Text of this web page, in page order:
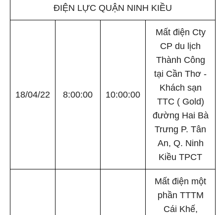
ĐIỆN LỰC QUẬN NINH KIỀU
18/04/22 8:00:00 10:00:00
Mất điện Cty
CP du lịch
Thành Công
tại Cần Thơ -
Khách sạn
TTC ( Gold)
đường Hai Bà
Trưng P. Tân
An, Q. Ninh
Kiều TPCT
Mất điện một
phần TTTM
Cái Khế,